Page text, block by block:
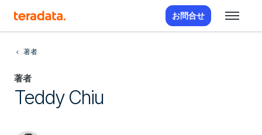
お問合せ
著者
著者
Teddy Chiu